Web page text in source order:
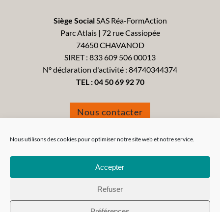
Nous utilisons des cookies pour optimiser notre site web et notre service.
Accepter
Refuser
Siège SocialSAS Réa-FormAction
Parc Atlais | 72 rue Cassiopée
74650 CHAVANOD
SIRET : 833 609 506 00013
N° déclaration d'activité : 84740344374
TEL :04 50 69 92 70
Nous contacter
Tous droits réservés 2021 - Réa-FormAction -